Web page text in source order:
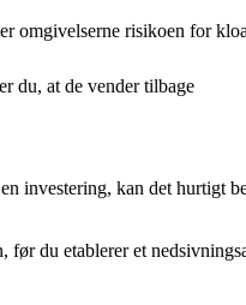
omgivelserne risikoen for
du, at de vender tilbage
investering, kan det hurtigt
før du etablerer et